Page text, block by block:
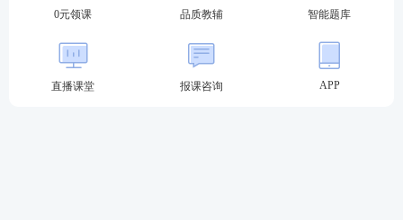
0元领课 品质教辅 智能题库
直播课堂 报课咨询 APP